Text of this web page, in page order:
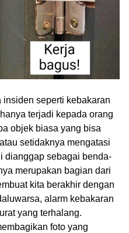
seperti kebakaran
terjadi kepada orang
objek biasa yang bisa
setidaknya mengatasi
dianggap sebagai benda-
merupakan bagian dari
kita berakhir dengan
alarm kebakaran
yang terhalang.
foto yang